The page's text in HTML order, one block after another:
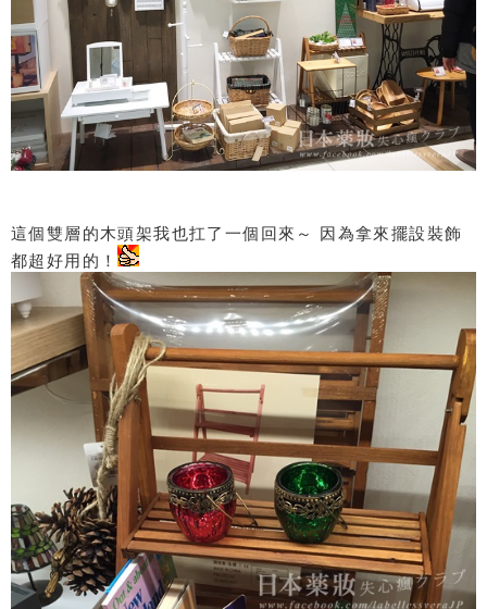
這個雙層的木頭架我也扛了一個回來～ 因為拿來擺設裝飾
都超好用的！